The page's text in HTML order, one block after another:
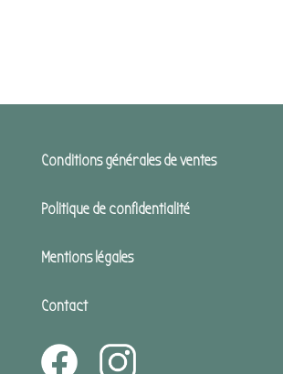
Conditions générales de ventes
Politique de confidentialité
Mentions légales
Contact